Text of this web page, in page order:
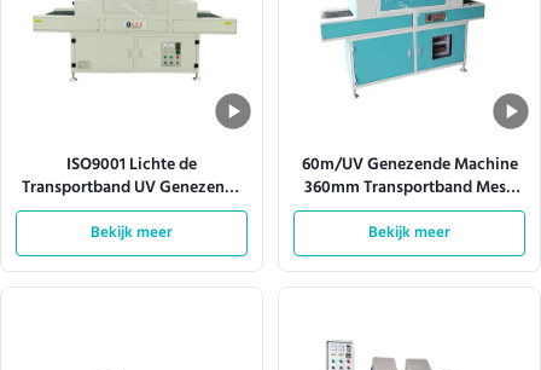
ISO9001 Lichte de
Transportband UV Genezende
Machine 380V 50HZ van de
hittedissipatie
Bekijk meer
60m/UV Genezende Machine
360mm Transportband Mesh
Width van Min Automatic Led
Bekijk meer